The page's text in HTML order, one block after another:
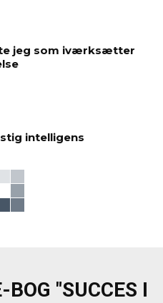
jeg som iværksætter
intelligens
"SUCCES I